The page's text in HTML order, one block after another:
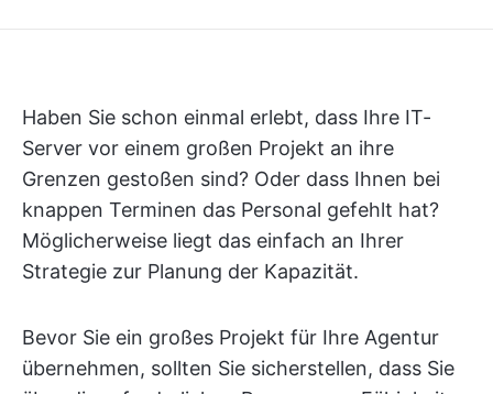
Haben Sie schon einmal erlebt, dass Ihre IT-
Server vor einem großen Projekt an ihre
Grenzen gestoßen sind? Oder dass Ihnen bei
knappen Terminen das Personal gefehlt hat?
Möglicherweise liegt das einfach an Ihrer
Strategie zur Planung der Kapazität.
Bevor Sie ein großes Projekt für Ihre Agentur
übernehmen, sollten Sie sicherstellen, dass Sie